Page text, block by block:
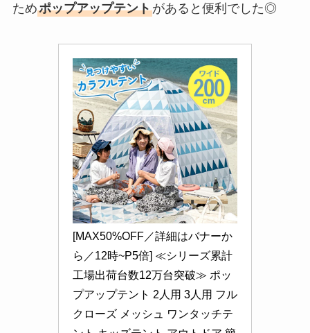
ためポップアップテントがあると便利でした◎
[MAX50%OFF／詳細はバナーか
ら／12時~P5倍] ≪シリーズ累計
工場出荷台数12万台突破≫ ポッ
プアップテント 2人用 3人用 フル
クローズ メッシュ ワンタッチテ